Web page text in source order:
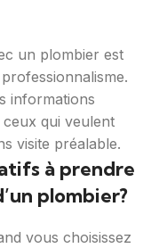
un plombier est
informations
ceux qui veulent
visite préalable.
à prendre
plombier?
vous choisissez